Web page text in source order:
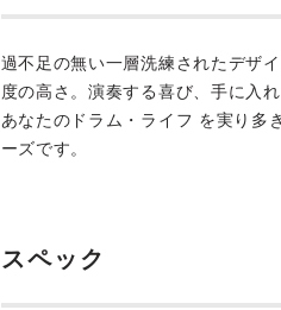
過不足の無い一層洗練されたデザ
度の高さ。演奏する喜び、手に入
あなたのドラム・ライフ を実り多
ーズです。
スペック